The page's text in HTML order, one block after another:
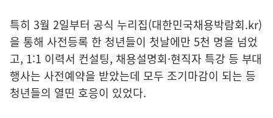
특히 3월 2일부터 공식 누리집(대한민국채용박람회.kr)
을 통해 사전등록 한 청년들이 첫날에만 5천 명을 넘었
고, 1:1 이력서 컨설팅, 채용설명회·현직자 특강 등 부대
행사는 사전예약을 받았는데 모두 조기마감이 되는 등
청년들의 열띤 호응이 있었다.